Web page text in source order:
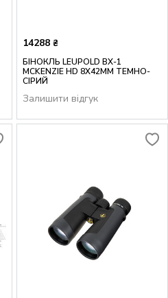
14288 ₴
БІНОКЛЬ LEUPOLD BX-1
MCKENZIE HD 8X42MM ТЕМНО-
СІРИЙ
Залишити відгук